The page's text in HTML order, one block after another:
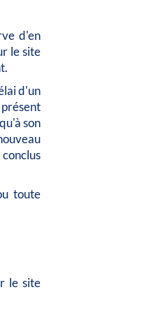
d'en
le site
d'un
son
toute
le site